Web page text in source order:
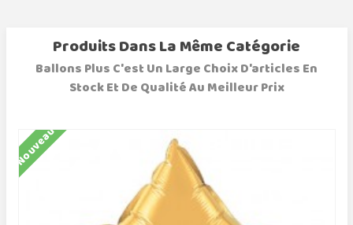
Produits Dans La Même Catégorie
Ballons Plus C'est Un Large Choix D'articles En
Stock Et De Qualité Au Meilleur Prix
Nouveau